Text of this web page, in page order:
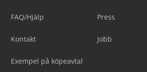
FAQ/Hjälp
Kontakt
Exempel på köpeavtal
Press
Jobb